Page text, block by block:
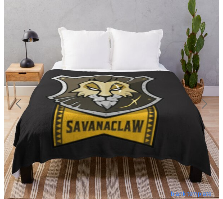
blank template